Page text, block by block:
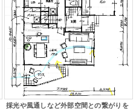
採光や風通しなど外部空間との繋がりを